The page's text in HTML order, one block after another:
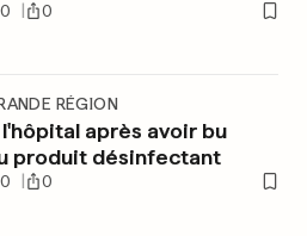
0 0
RÉGION
après avoir bu
produit désinfectant
0 0